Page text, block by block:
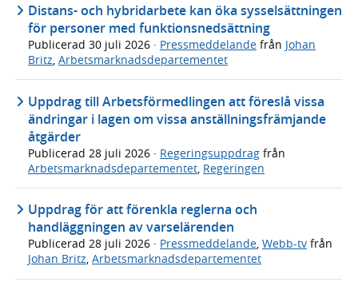
Distans- och hybridarbete kan öka sysselsättningen
för personer med funktionsnedsättning
Publicerad 30 juli 2026 · Pressmeddelande från Johan
Britz, Arbetsmarknadsdepartementet
Uppdrag till Arbetsförmedlingen att föreslå vissa
ändringar i lagen om vissa anställningsfrämjande
åtgärder
Publicerad 28 juli 2026 · Regeringsuppdrag från
Arbetsmarknadsdepartementet Regeringen
Uppdrag för att förenkla reglerna och
handläggningen av varselärenden
Publicerad 28 juli 2026 · Pressmeddelande, Webb-tv från
Johan Britz, Arbetsmarknadsdepartementet